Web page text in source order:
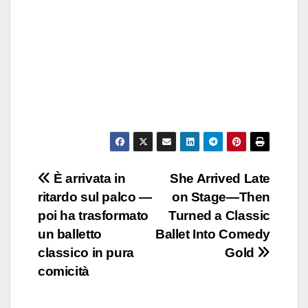
Post
navigation
She Arrived Late
on Stage—Then
Turned a Classic
Ballet Into Comedy
Gold
È arrivata in
ritardo sul palco —
poi ha trasformato
un balletto
classico in pura
comicità